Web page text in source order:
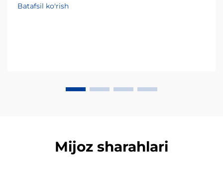
Batafsil ko'rish
Mijoz sharahlari